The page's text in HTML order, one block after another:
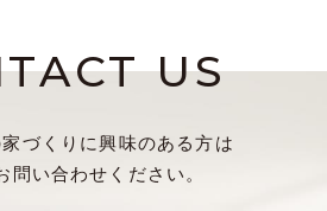
US
づくりに興味のある方は
問い合わせください。